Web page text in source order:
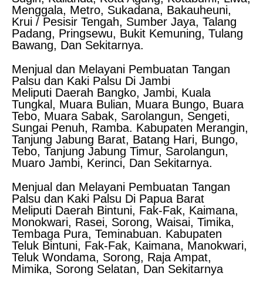
Menggala, Metro, Sukadana, Bakauheuni,
Krui / Pesisir Tengah, Sumber Jaya, Talang
Padang, Pringsewu, Bukit Kemuning, Tulang
Bawang, Dan Sekitarnya.
Menjual dan Melayani Pembuatan Tangan
Palsu dan Kaki Palsu Di Jambi
Meliputi Daerah Bangko, Jambi, Kuala
Tungkal, Muara Bulian, Muara Bungo, Buara
Tebo, Muara Sabak, Sarolangun, Sengeti,
Sungai Penuh, Ramba. Kabupaten Merangin,
Tanjung Jabung Barat, Batang Hari, Bungo,
Tebo, Tanjung Jabung Timur, Sarolangun,
Muaro Jambi, Kerinci, Dan Sekitarnya.
Menjual dan Melayani Pembuatan Tangan
Palsu dan Kaki Palsu Di Papua Barat
Meliputi Daerah Bintuni, Fak-Fak, Kaimana,
Monokwari, Rasei, Sorong, Waisai, Timika,
Tembaga Pura, Teminabuan. Kabupaten
Teluk Bintuni, Fak-Fak, Kaimana, Manokwari,
Teluk Wondama, Sorong, Raja Ampat,
Mimika, Sorong Selatan, Dan Sekitarnya